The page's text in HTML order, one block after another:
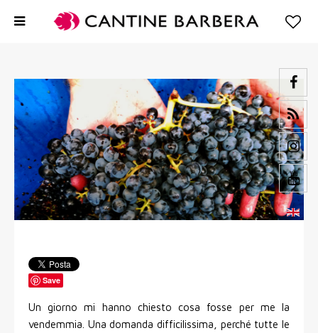
Save
Un giorno mi hanno chiesto cosa fosse per me la
vendemmia. Una domanda difficilissima, perché tutte le